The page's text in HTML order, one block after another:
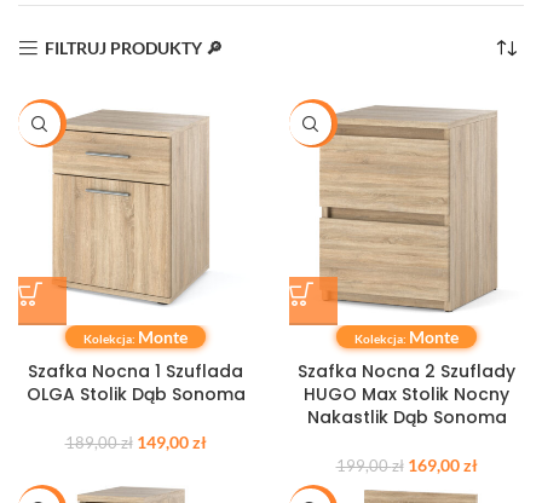
FILTRUJ PRODUKTY 🔎
-21%
Kolekcja: Monte
Szafka Nocna 1 Szuflada
OLGA Stolik Dąb Sonoma
189,00zł 149,00zł
-15%
Kolekcja: Monte
Szafka Nocna 2 Szuflady
HUGO Max Stolik Nocny
Nakastlik Dąb Sonoma
199,00zł 169,00zł